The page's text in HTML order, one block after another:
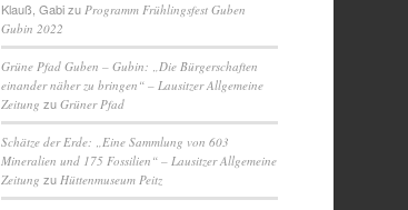
Klauß, Gabizu Programm Frühlingsfest Guben
Gubin 2022
Grüne Pfad Guben – Gubin: „Die Bürgerschaften
einander näher zu bringen“ – Lausitzer Allgemeine
Zeitung zuGrüner Pfad
Schätze der Erde: „Eine Sammlung von 603
Mineralien und 175 Fossilien“ – Lausitzer Allgemeine
Zeitung zu Hüttenmuseum Peitz